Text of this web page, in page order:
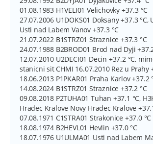
01.08.1983 H1VELI01 Velichovky +37.3 °C
27.07.2006 U1DOKS01 Doksany +37.3 °C,
Usti nad Labem Vanov +37.3 °C
21.07.2022 B1STRZ01 Straznice +37.3 °C
24.07.1988 B2BROD01 Brod nad Dyji
12.07.2010 U2DECI01 Decin +37.2 °C,
stanicni sit CHMI 16.07.2010 Rez u Prahy
18.06.2013 P1PKAR01 Praha Karlov +37.2
14.08.2024 B1STRZ01 Straznice +37.2 °C
09.08.2018 P2TUHA01 Tuhan +37.1 °C,
Hradec Kralove Novy Hradec Kralove
07.08.1971 C1STRA01 Strakonice +37.0 °C
18.08.1974 B2HEVL01 Hevlin +37.0 °C
18.07.1976 U1ULMA01 Usti nad Labem